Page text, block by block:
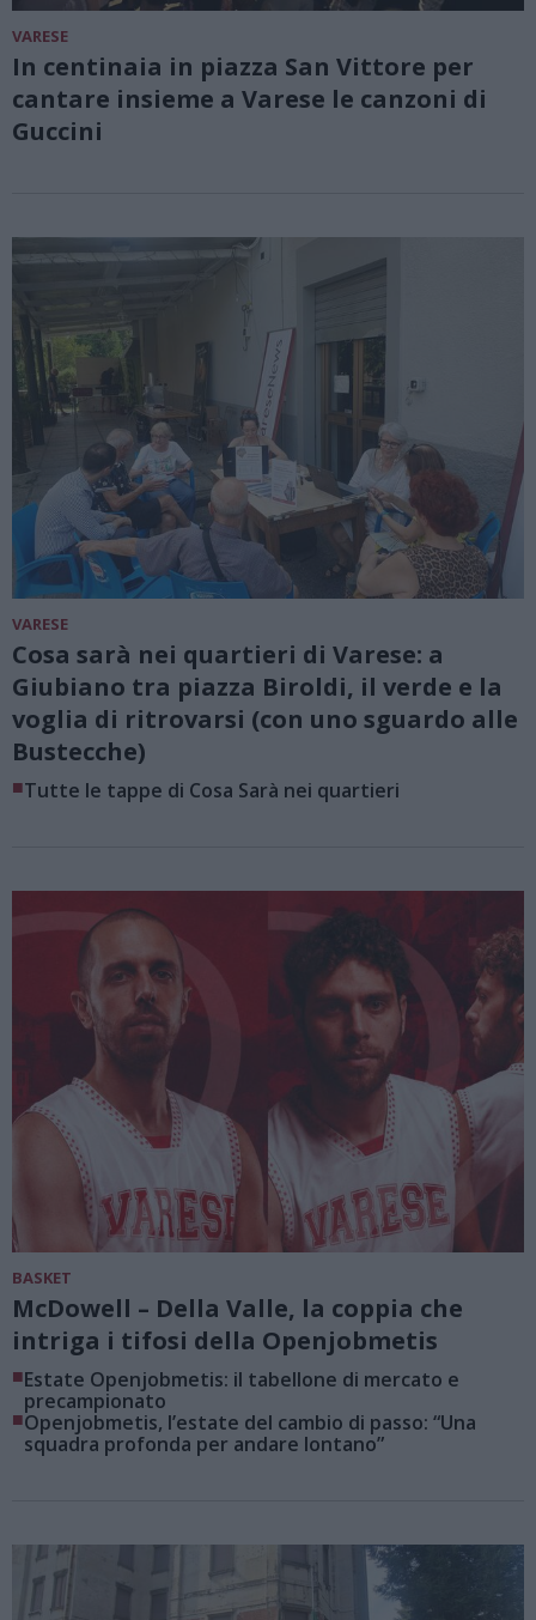
VARESE
In centinaia in piazza San Vittore per
cantare insieme a Varese le canzoni di
Guccini
VARESE
Cosa sarà nei quartieri di Varese: a
Giubiano tra piazza Biroldi, il verde e la
voglia di ritrovarsi (con uno sguardo alle
Bustecche)
■Tutte le tappe di Cosa Sarà nei quartieri
BASKET
McDowell – Della Valle, la coppia che
intriga i tifosi della Openjobmetis
■Estate Openjobmetis: il tabellone di mercato e
precampionato
■Openjobmetis, l’estate del cambio di passo: “Una
squadra profonda per andare lontano”